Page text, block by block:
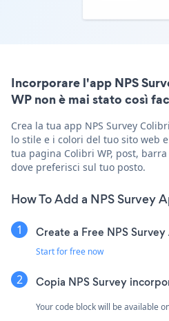
Incorporare l'app NPS
WP non è mai stato così
Crea la tua app NPS Survey
lo stile e i colori del tuo sito web
tua pagina Colibri WP, post,
dove preferisci sul tuo posto.
How To Add a NPS Survey
Create a Free NPS
Start for free now
Copia NPS Survey
Your code block will be available